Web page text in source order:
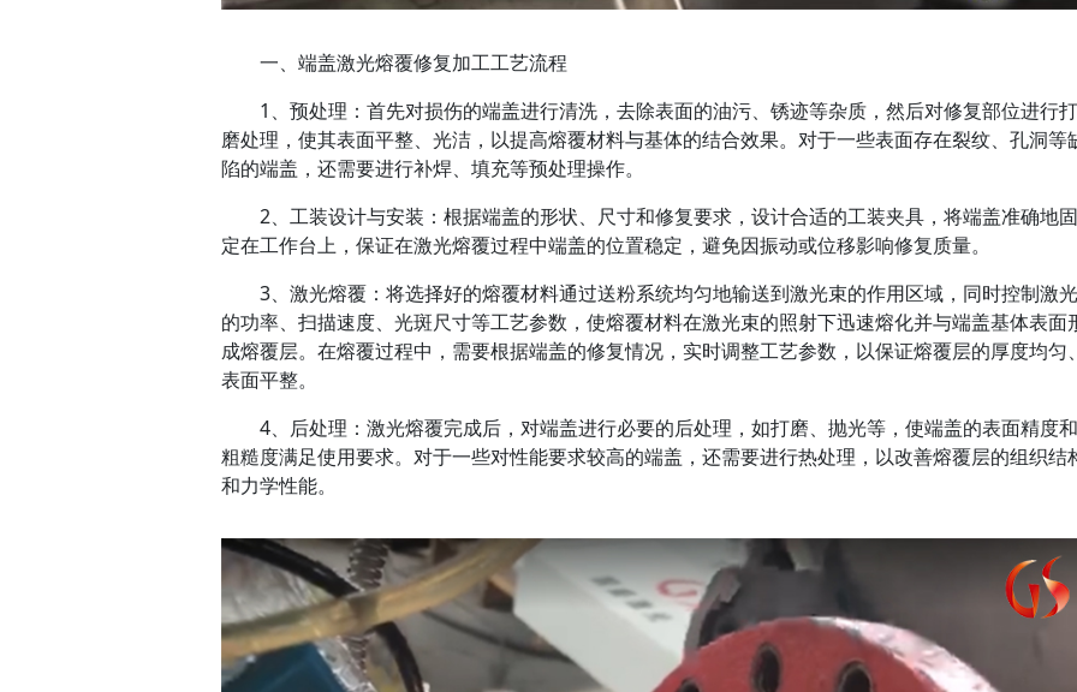
一、端盖激光熔覆修复加工工艺流程
1、预处理： 首先对损伤的端盖进行清洗，去除表面的油污、锈迹等杂质，然后对修复部位进行打
磨处理，使其表面平整、光洁，以提高熔覆材料与基体的结合效果。对于一些表面存在裂纹、孔洞等
陷的端盖，还需要进行补焊、填充等预处理操作。
2、工装设计与安装： 根据端盖的形状、尺寸和修复要求，设计合适的工装夹具，将端盖准确地固
定在工作台上，保证在激光熔覆过程中端盖的位置稳定，避免因振动或位移影响修复质量。
3、激光熔覆： 将选择好的熔覆材料通过送粉系统均匀地输送到激光束的作用区域，同时控制激光
的功率、扫描速度、光斑尺寸等工艺参数，使熔覆材料在激光束的照射下迅速熔化并与端盖基体表面
成熔覆层。在熔覆过程中，需要根据端盖的修复情况，实时调整工艺参数，以保证熔覆层的厚度均匀、
表面平整。
4、后处理： 激光熔覆完成后，对端盖进行必要的后处理，如打磨、抛光等，使端盖的表面精度和
粗糙度满足使用要求。对于一些对性能要求较高的端盖，还需要进行热处理，以改善熔覆层的组织结
和力学性能。